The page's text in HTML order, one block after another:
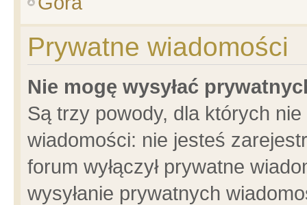
Prywatne wiadomości
Nie mogę wysyłać
Są trzy powody, dla których
wiadomości: nie jesteś
forum wyłączył prywatne
wysyłanie prywatnych